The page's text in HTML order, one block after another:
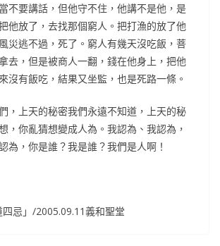
不要講話，但他守不住，他講不是他，是
他放了，去找那個窮人。把打漁的放了他
災逃不過，死了。窮人有幾天沒吃飯，菩
去，但是被商人一翻，錢在他身上，把他
沒有飯吃，結果又坐監，也是死路一條。
，上天的秘密我們永遠不知道，上天的秘
，你亂猜想變成人為。我認為、我認為，
為，你是誰？我是誰？我們是人啊！
忌」/2005.09.11義和聖堂